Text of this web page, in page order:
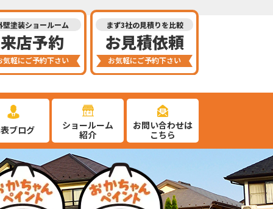
壁塗装ショールーム
来店予約
気軽にご予約下さい
まず3社の見積りを比較
お見積依頼
お気軽にご予約下さい
ブログ
ショールーム
紹介
お問い合わせは
こちら